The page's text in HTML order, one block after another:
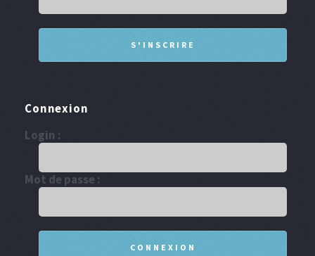
Connexion
Login :
Mot de passe :